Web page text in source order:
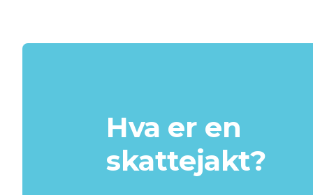
Hva er en
skattejakt?